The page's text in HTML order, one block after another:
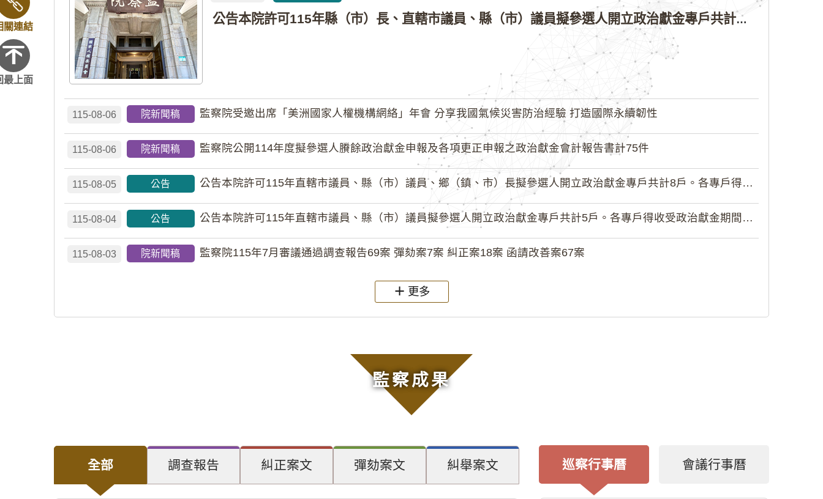
關連結
最上面
公告本院許可115年縣（市）長、直轄市議員、縣（市）議員擬參選人開立政治獻金專戶共計4戶。各專戶得收受政治獻金期間為自專戶許可設立日起至115年11月27日止，專戶名冊詳如附件。
115-08-06 院新聞稿 監察院受邀出席「美洲國家人權機構網絡」年會 分享我國氣候災害防治經驗 打造國際永續韌性
115-08-06 院新聞稿 監察院公開114年度擬參選人賸餘政治獻金申報及各項更正申報之政治獻金會計報告書計75件
115-08-05 公告 公告本院許可115年直轄市議員、縣（市）議員、鄉（鎮、市）長擬參選人開立政治獻金專戶共計8戶。各專戶得收受...
115-08-04 公告 公告本院許可115年直轄市議員、縣（市）議員擬參選人開立政治獻金專戶共計5戶。各專戶得收受政治獻金期間為自...
115-08-03 院新聞稿 監察院115年7月審議通過調查報告69案 彈劾案7案 糾正案18案 函請改善案67案
更多
監察成果
全部 調查報告 糾正案文 彈劾案文 糾舉案文 巡察行事曆 會議行事曆